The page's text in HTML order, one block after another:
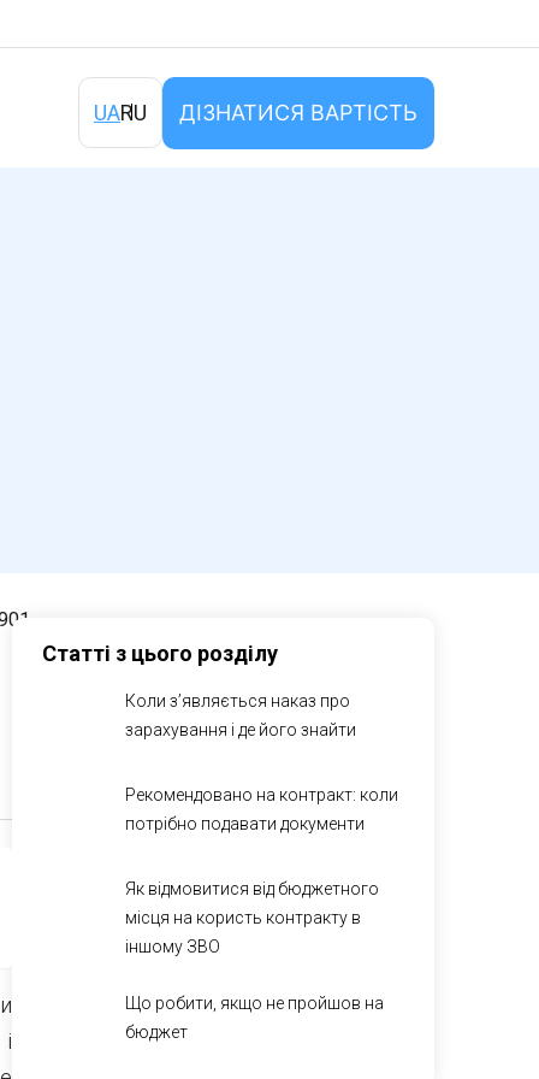
UARU ДІЗНАТИСЯ ВАРТІСТЬ
Статті з цього розділу
Коли з’являється наказ про
зарахування і де його знайти
Рекомендовано на контракт: коли
потрібно подавати документи
Як відмовитися від бюджетного
місця на користь контракту в
іншому ЗВО
Що робити, якщо не пройшов на
бюджет